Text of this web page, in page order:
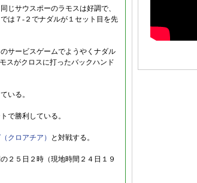
じサウスポーのラモスは好調で、
は７-２でナダルが１セット目を先
サービスゲームでようやくナダル
スがクロスに打ったバックハンド
いる。
で勝利している。
クロアチア） と対戦する。
２５日２時（現地時間２４日１９